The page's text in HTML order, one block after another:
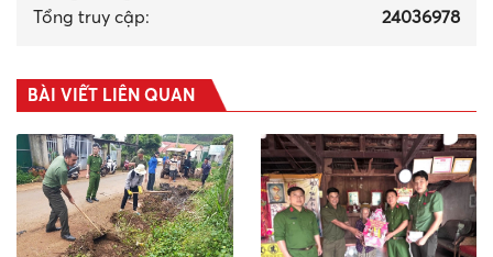
Tổng truy cập:
24036978
BÀI VIẾT LIÊN QUAN